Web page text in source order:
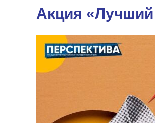
Акция «Лучший